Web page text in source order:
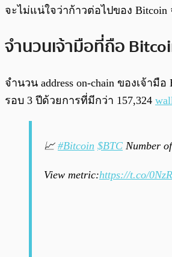
จะไม่แน่ใจว่าก้าวต่อไปของ
จำนวนเจ้ามือที่ถือ
จำนวน address on-chain ของเจ้า
รอบ 3 ปีด้วยการที่มีกว่า 157,324
📈 #Bitcoin $BTC Number
View metric:https://t.co/